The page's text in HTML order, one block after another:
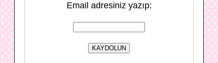
Email adresiniz yazıp: